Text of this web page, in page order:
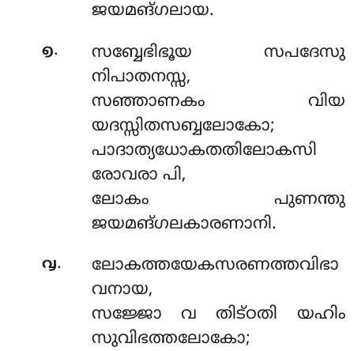
ജയമങ്ഗലായ.
൭.
സബ്ബേഭിഭൂയ സപദേസു
നിപാതനസ്സ,
സഞ്ഞാണകം വിയ
യദസ്സിതസബ്ബലോകോ;
പാദാത്യധോകതതിലോകസി
രോവരാ പി,
ലോകം പുണന്തു
ജയമങ്ഗലകാരണാനി.
൮.
ലോകത്തയേകസരണത്തവിഭാ
വനായ,
സജ്ജോ വ തിട്ഠതി യഹിം
സുവിഭത്തലോകോ;